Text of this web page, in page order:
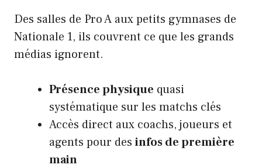
Des salles de Pro A aux petits gymnases de
Nationale 1, ils couvrent ce que les grands
médias ignorent.
Présence physique quasi
systématique sur les matchs clés
Accès direct aux coachs, joueurs et
agents pour des infos de première
main